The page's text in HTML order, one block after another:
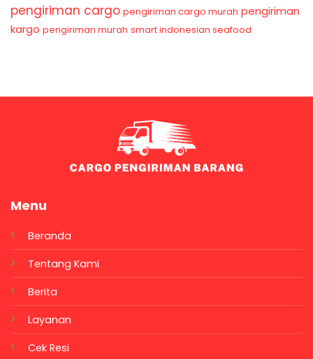
pengiriman cargo pengiriman cargo murah pengiriman
kargo pengiriman murah smart indonesian seafood
Menu
Beranda
Tentang Kami
Berita
Layanan
Cek Resi